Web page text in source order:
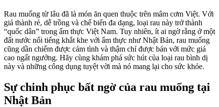
Rau muống từ lâu đã là món ăn quen thuộc trên mâm cơm Việt. Với
giá thành rẻ, dễ trồng và chế biến đa dạng, loại rau này trở thành
“quốc dân” trong ẩm thực Việt Nam. Tuy nhiên, ít ai ngờ rằng ở một
đất nước nổi tiếng khắt khe với ẩm thực như Nhật Bản, rau muống
cũng dần chiếm được cảm tình và thậm chí được bán với mức giá
cao ngất ngưởng. Hãy cùng khám phá sức hút của loại rau bình dị
này và những công dụng tuyệt vời mà nó mang lại cho sức khỏe.
Sự chinh phục bất ngờ của rau muống tại
Nhật Bản